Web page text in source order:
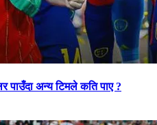
पाउँदा अन्य टिमले कति पाए ?